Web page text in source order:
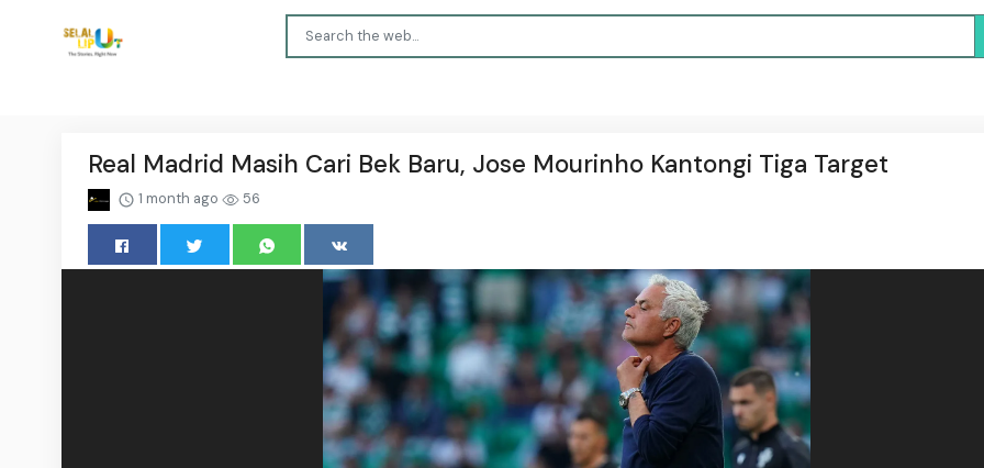
Real Madrid Masih Cari Bek Baru, Jose Mourinho Kantongi Tiga Target
1 month ago 56